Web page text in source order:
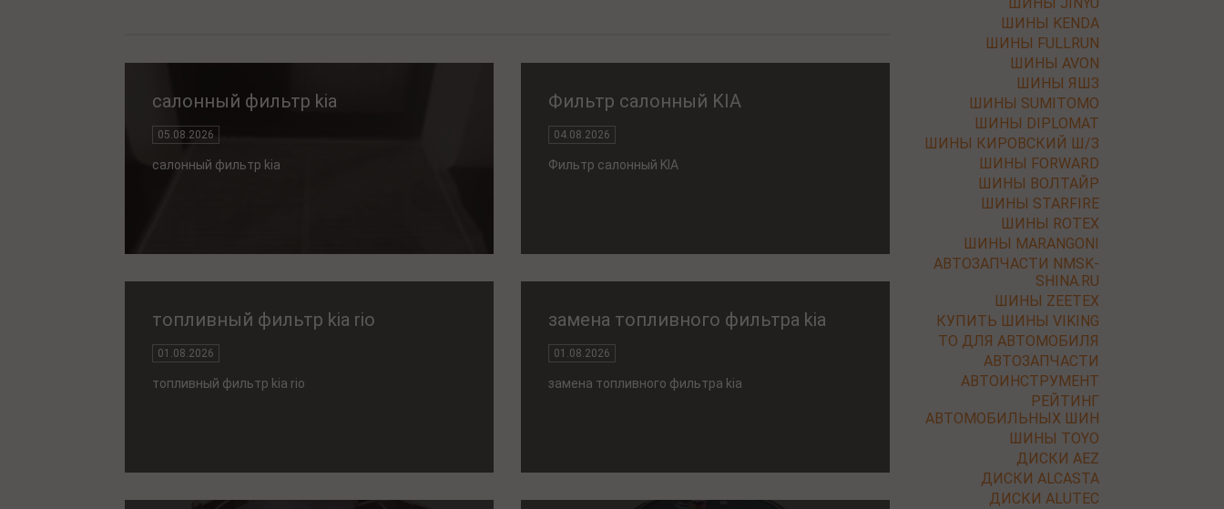
ШИНЫ KENDA
ШИНЫ FULLRUN
ШИНЫ AVON
ШИНЫ ЯШЗ
ШИНЫ SUMITOMO
ШИНЫ DIPLOMAT
ШИНЫ КИРОВСКИЙ Ш/З
ШИНЫ FORWARD
ШИНЫ ВОЛТАЙР
ШИНЫ STARFIRE
ШИНЫ ROTEX
ШИНЫ MARANGONI
АВТОЗАПЧАСТИ NMSK-
SHINA.RU
ШИНЫ ZEETEX
КУПИТЬ ШИНЫ VIKING
ТО ДЛЯ АВТОМОБИЛЯ
АВТОЗАПЧАСТИ
АВТОИНСТРУМЕНТ
РЕЙТИНГ
АВТОМОБИЛЬНЫХ ШИН
ШИНЫ TOYO
ДИСКИ AEZ
ДИСКИ ALCASTA
ДИСКИ ALUTEC
салонный фильтр kia
05.08.2026
салонный фильтр kia
Фильтр салонный KIA
04.08.2026
Фильтр салонный KIA
топливный фильтр kia rio
01.08.2026
топливный фильтр kia rio
замена топливного фильтра kia
01.08.2026
замена топливного фильтра kia